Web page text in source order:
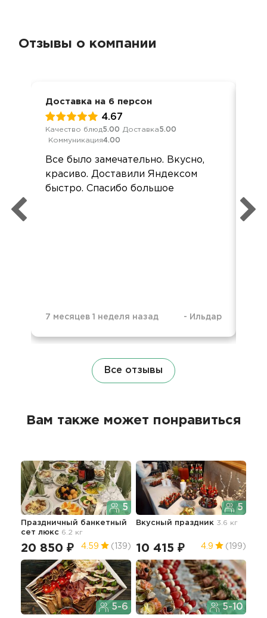
Отзывы о компании
Доставка на 6 персон
4.67
Качество блюд5.00 Доставка5.00
Коммуникация4.00
Все было замечательно. Вкусно,
красиво. Доставили Яндексом
быстро. Спасибо большое
7 месяцев 1 неделя назад - Ильдар
Все отзывы
Вам также может понравиться
5
Праздничный банкетный
сет люкс 6.2 кг
20 850 ₽ 4.59 (139)
5
Вкусный праздник 3.6 кг
10 415 ₽ 4.9 (199)
5-6 5-10